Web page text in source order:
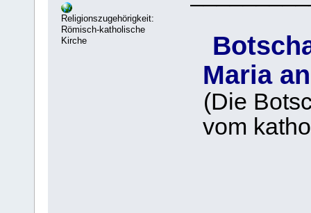
Religionszugehörigkeit:
Römisch-katholische
Kirche
Maria
(Die
vom